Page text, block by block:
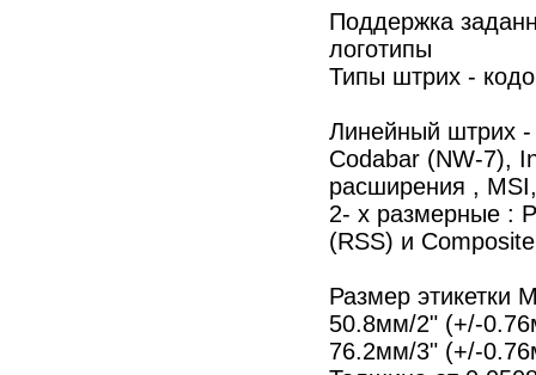
Поддержка
логотипы
Типы штрих -
Линейный штрих -
Codabar (NW-7),
расширения ,
2- х размерные :
(RSS) и
Размер этикетки
50.8мм/2" (+/-
76.2мм/3" (+/-